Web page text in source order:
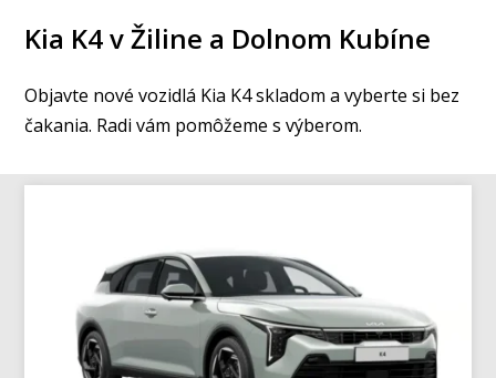
Kia K4 v Žiline a Dolnom Kubíne
Objavte nové vozidlá Kia K4 skladom a vyberte si bez
čakania. Radi vám pomôžeme s výberom.